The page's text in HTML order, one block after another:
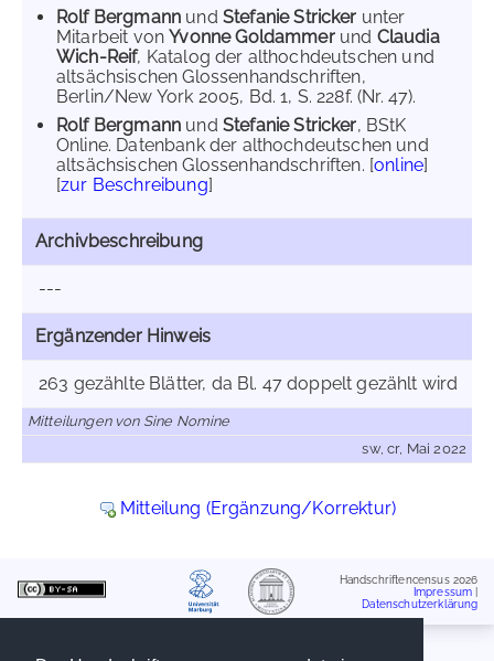
Rolf Bergmann und Stefanie Stricker unter
Mitarbeit vonYvonne Goldammerund Claudia
Wich-Reif, Katalog der althochdeutschen und
altsächsischen Glossenhandschriften,
Berlin/New York 2005, Bd. 1, S. 228f. (Nr. 47).
Rolf Bergmann und Stefanie Stricker, BStK
Online. Datenbank der althochdeutschen und
altsächsischen Glossenhandschriften. [online]
[zur Beschreibung]
Archivbeschreibung
---
Ergänzender Hinweis
263 gezählte Blätter, da Bl. 47 doppelt gezählt wird
Mitteilungen von Sine Nomine
sw, cr, Mai 2022
Mitteilung (Ergänzung/Korrektur)
Handschriftencensus 2026
Impressum
Datenschutzerklärung